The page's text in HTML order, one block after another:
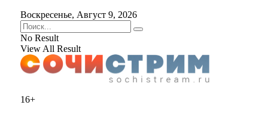
Воскресенье, Август 9, 2026
No Result
View All Result
16+